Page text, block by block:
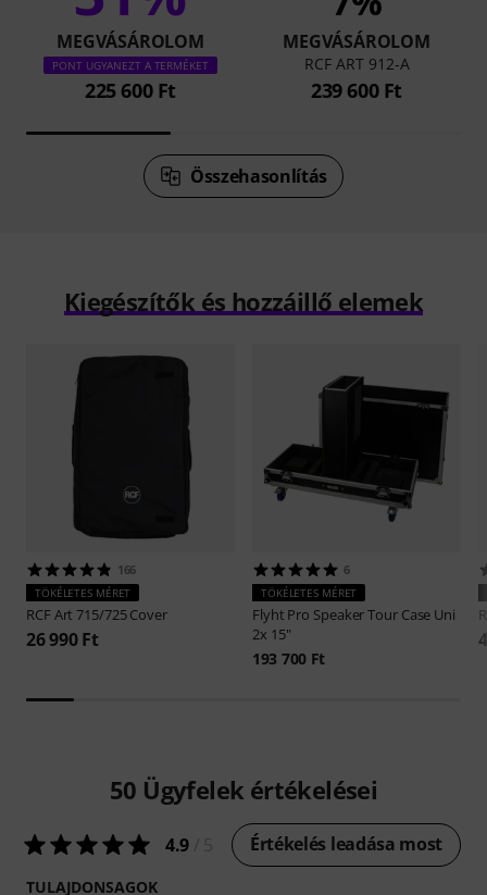
MEGVÁSÁROLOM
PONT UGYANEZT A TERMÉKET
225 600 Ft
MEGVÁSÁROLOM
RCF ART 912-A
239 600 Ft
Összehasonlítás
Kiegészítők és hozzáillő elemek
166
TÖKÉLETES MÉRET
RCFArt 715/725 Cover
26 990 Ft
6
TÖKÉLETES MÉRET
Flyht Pro Speaker Tour Case Uni
2x 15"
193 700 Ft
50 Ügyfelek értékelései
4.9 Értékelés leadása most
TULAJDONSAGOK